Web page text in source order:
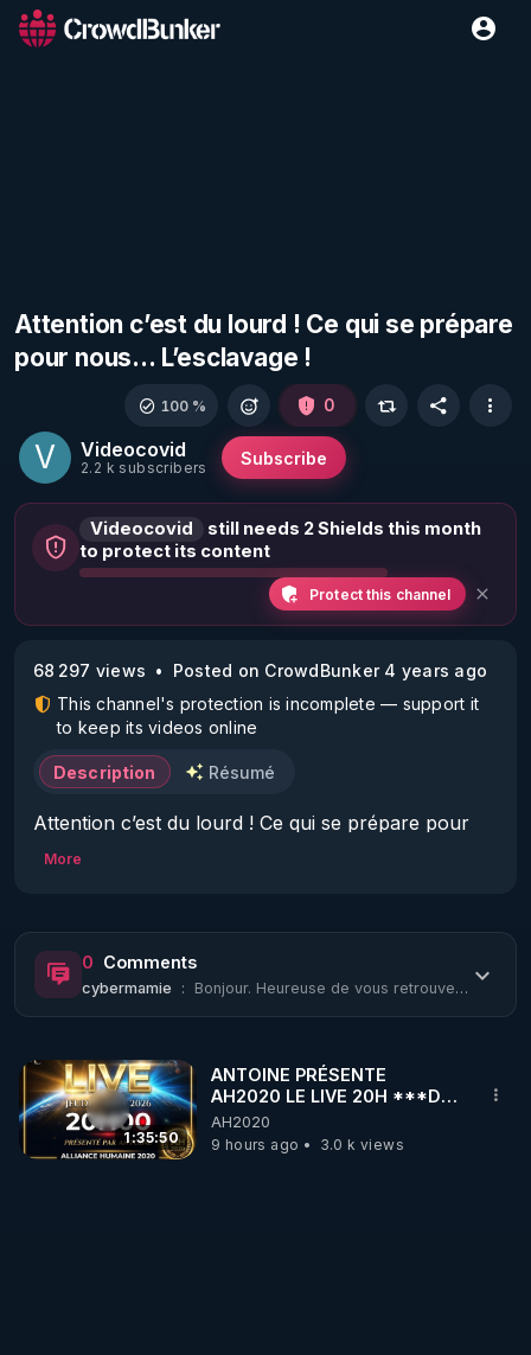
Attention c’est du lourd ! Ce qui se prépare
pour nous… L’esclavage !
V Videocovid
2.2 k subscribers Subscribe
100 % 0
Videocovid
still needs 2 Shields this month
to protect its content
Protect this channel
68 297 views
Posted on CrowdBunker 4 years ago
This channel's protection is incomplete — support it
to keep its videos online
Description Résumé
Attention c’est du lourd ! Ce qui se prépare pour
nous… L’esclavage !
humains à grande échelle »…
Vous comprenez pourquoi il faudra refuser
catégoriquement la puce sous la peau, la marque
de la Bête …
puce sous notre peau pour nous contrôler en tout.
More
0 Comments
cybermamie : Bonjour. Heureuse de vous retrouver. Nous étions inquiets.
1:35:50
ANTOINE PRÉSENTE
AH2020 LE LIVE 20H ***DU
06/08/2026***
AH2020
9 hours ago
3.0 k views